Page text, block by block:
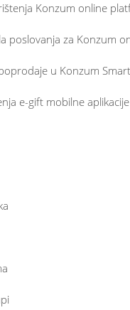
Konzum online
poslovanja za Konzum
u Konzum
e-gift mobilne aplikacije